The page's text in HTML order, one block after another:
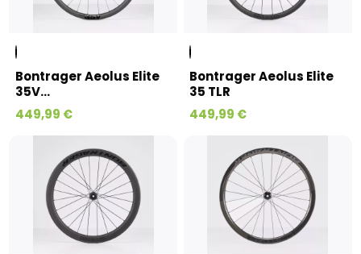
Bontrager Aeolus Elite
35V...
449,99 €
Bontrager Aeolus Elite
35 TLR
449,99 €